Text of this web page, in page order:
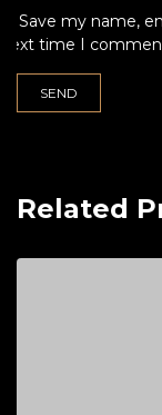
Save my name,
next time I
Related